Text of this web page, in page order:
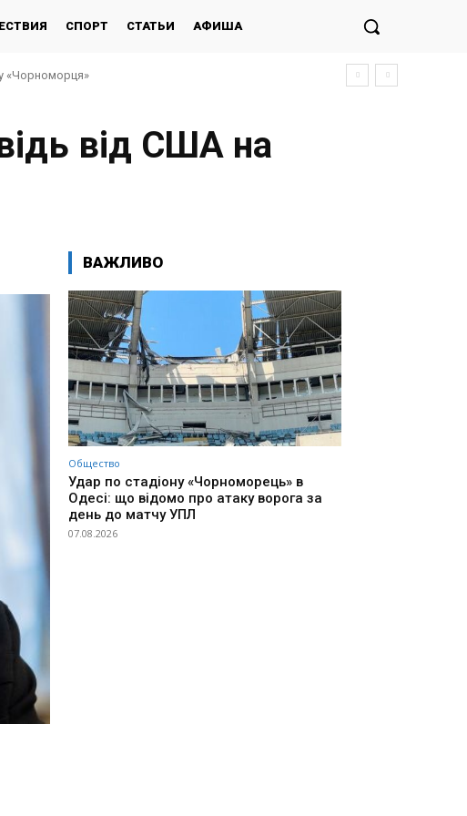
СПОРТ СТАТЬИ АФИША
«Чорноморця»
від США на
ВАЖЛИВО
Общество
Удар по стадіону «Чорноморець» в
Одесі: що відомо про атаку ворога за
день до матчу УПЛ
07.08.2026